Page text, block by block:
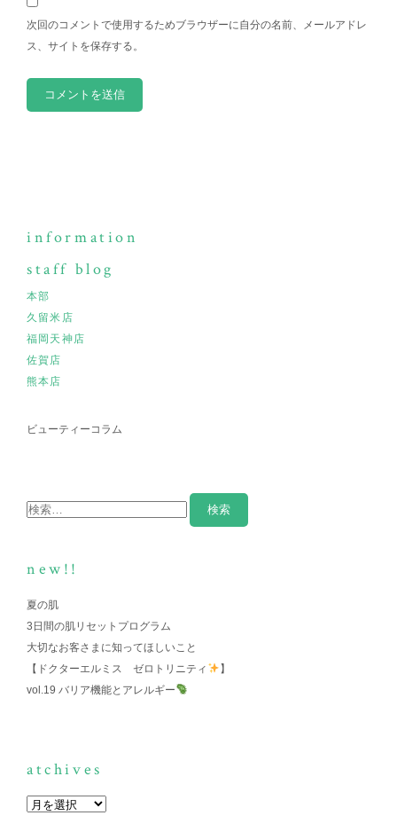
次回のコメントで使用するためブラウザーに自分の名前、メールアドレ
ス、サイトを保存する。
information
staff blog
本部
久留米店
福岡天神店
佐賀店
熊本店
ビューティーコラム
new!!
夏の肌
3日間の肌リセットプログラム
大切なお客さまに知ってほしいこと
【ドクターエルミス ゼロトリニティ
】
vol.19 バリア機能とアレルギー
atchives